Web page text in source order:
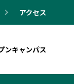
アクセス
ンキャンパス